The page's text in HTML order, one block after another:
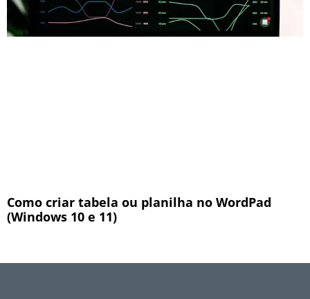
Como criar tabela ou planilha no WordPad
(Windows 10 e 11)